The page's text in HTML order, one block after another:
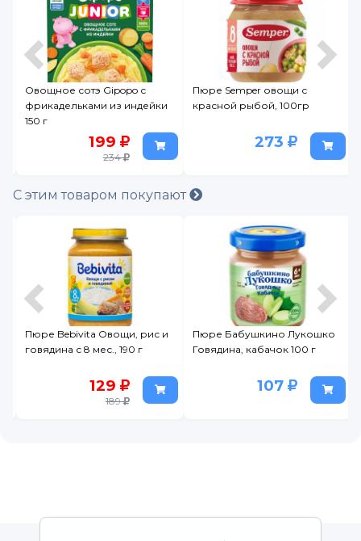
Овощное сотэ Gipopo с
фрикадельками из индейки
150 г
199
234
Пюре Semper овощи с
красной рыбой, 100гр
273
С этим товаром покупают
Пюре Bebivita Овощи, рис и
говядина с 8 мес., 190 г
129
189
Пюре Бабушкино Лукошко
Говядина, кабачок 100 г
107